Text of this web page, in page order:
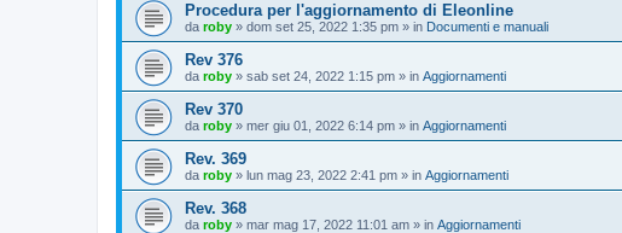
Procedura per l'aggiornamento di Eleonline
da roby » dom set 25, 2022 1:35 pm » in Documenti e manuali
Rev 376
da roby » sab set 24, 2022 1:15 pm » in Aggiornamenti
Rev 370
da roby » mer giu 01, 2022 6:14 pm » in Aggiornamenti
Rev. 369
da roby » lun mag 23, 2022 2:41 pm » in Aggiornamenti
Rev. 368
da roby » mar mag 17, 2022 11:01 am » in Aggiornamenti